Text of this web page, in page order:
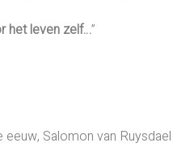
het leven zelf…”
eeuw, Salomon van